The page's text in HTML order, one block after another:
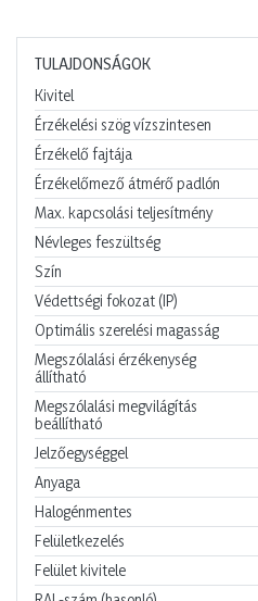
TULAJDONSÁGOK
Kivitel
Érzékelési szög vízszintesen
Érzékelő fajtája
Érzékelőmező átmérő padlón
Max. kapcsolási teljesítmény
Névleges feszültség
Szín
Védettségi fokozat (IP)
Optimális szerelési magasság
Megszólalási érzékenység
állítható
Megszólalási megvilágítás
beállítható
Jelzőegységgel
Anyaga
Halogénmentes
Felületkezelés
Felület kivitele